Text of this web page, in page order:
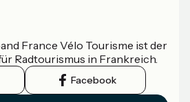
France Vélo Tourisme ist der
Radtourismus in Frankreich.
Facebook